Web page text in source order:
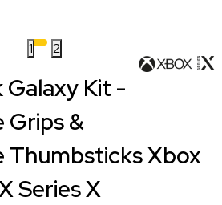
1 2
Kit -
Grips &
Thumbsticks Xbox
Series X